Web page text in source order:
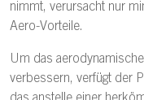
nimmt, verursacht nur
Aero-Vorteile.
Um das
verbessern, verfügt der